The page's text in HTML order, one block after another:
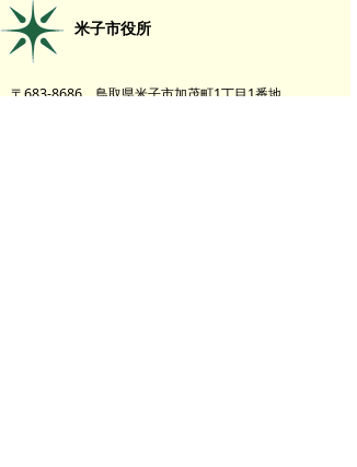
米子市役所
〒683-8686 鳥取県米子市加茂町1丁目1番地